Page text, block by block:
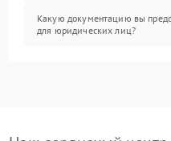
Какую документацию вы
для юридических лиц?